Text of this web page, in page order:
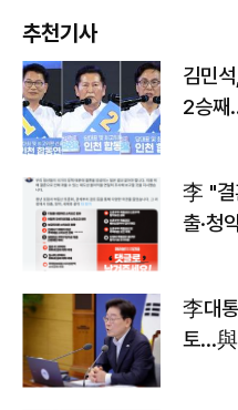
추천기사
김민
2승째
李 "결
출·청
李대
토…與